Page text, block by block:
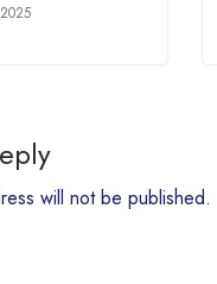
will not be published.